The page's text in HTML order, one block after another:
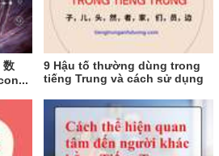
9 Hậu tố thường dùng trong
tiếng Trung và cách sử dụng